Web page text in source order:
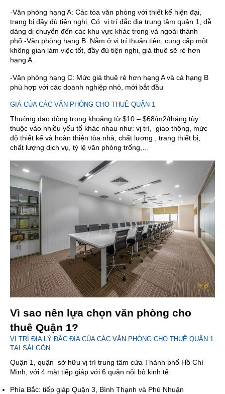
-Văn phòng hạng A: Các tòa văn phòng với thiết kế hiện đại,
trang bị đầy đủ tiện nghi, Có vị trí đắc địa trung tâm quận 1, dễ
dàng di chuyển đến các khu vực khác trong và ngoài thành
phố.-Văn phòng hạng B: Nằm ở vị trí thuận tiện, cung cấp một
không gian làm việc tốt, đầy đủ tiện nghi, giá thuê sẽ rẻ hơn
hạng A.
-Văn phòng hạng C: Mức giá thuê rẻ hơn hạng A và cả hạng B
phù hợp với các doanh nghiệp nhỏ, mới bắt đầu
GIÁ CỦA CÁC VĂN PHÒNG CHO THUÊ QUẬN 1
Thường dao động trong khoảng từ $10 – $68/m2/tháng tùy
thuộc vào nhiều yếu tố khác nhau như: vị trí, giao thông, mức
độ thiết kế và hoàn thiện tòa nhà, chất lượng , trang thiết bị,
chất lượng dịch vụ, tỷ lệ văn phòng trống,…
Vì sao nên lựa chọn văn phòng cho
thuê Quận 1?
VỊ TRÍ ĐỊA LÝ ĐẮC ĐỊA CỦA CÁC VĂN PHÒNG CHO THUÊ QUẬN 1
TẠI SÀI GÒN
Quận 1, quận sở hữu vị trí trung tâm cửa Thành phố Hồ Chí
Minh, với 4 mặt tiếp giáp với 6 quận nội bô kinh tế:
Phía Bắc: tiếp giáp Quận 3, Bình Thạnh và Phú Nhuận